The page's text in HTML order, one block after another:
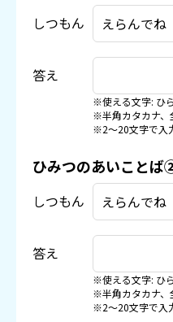
しつもん
答え
※使える文字: ひ
※半角カタカナ、
※2〜20文字で入
ひみつのあいこと
しつもん
答え
※使える文字: ひ
※半角カタカナ、
※2〜20文字で入